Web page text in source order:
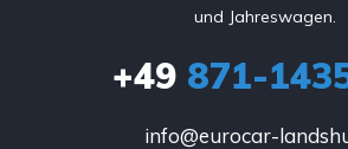
und Jahreswagen.
+49 871-
info@eurocar-